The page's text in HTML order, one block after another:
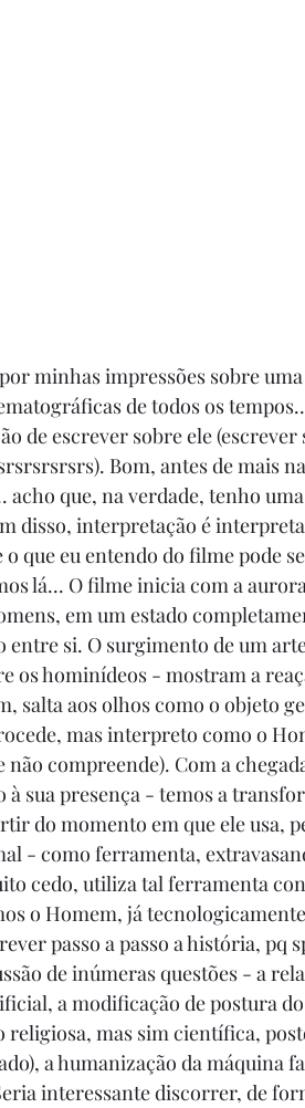
minhas impressões sobre
de todos os
de escrever sobre ele
Bom, antes de mais
acho que, na verdade, tenho
disso, interpretação é
o que eu entendo do filme pode
lá... O filme inicia com a
em um estado
entre si. O surgimento de um
os hominídeos - mostram a
salta aos olhos como o objeto
mas interpreto como o
não compreende). Com a
à sua presença - temos a
do momento em que ele usa,
- como ferramenta,
cedo, utiliza tal ferramenta
o Homem, já
passo a passo a história,
de inúmeras questões - a
a modificação de postura
religiosa, mas sim científica,
a humanização da máquina
interessante discorrer, de